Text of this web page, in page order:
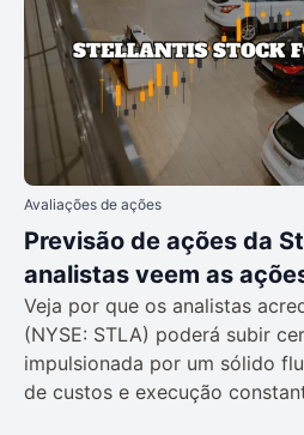
Avaliações de ações
Previsão de ações da
analistas veem as
Veja por que os analistas
(NYSE: STLA) poderá subir
impulsionada por um sólido
de custos e execução